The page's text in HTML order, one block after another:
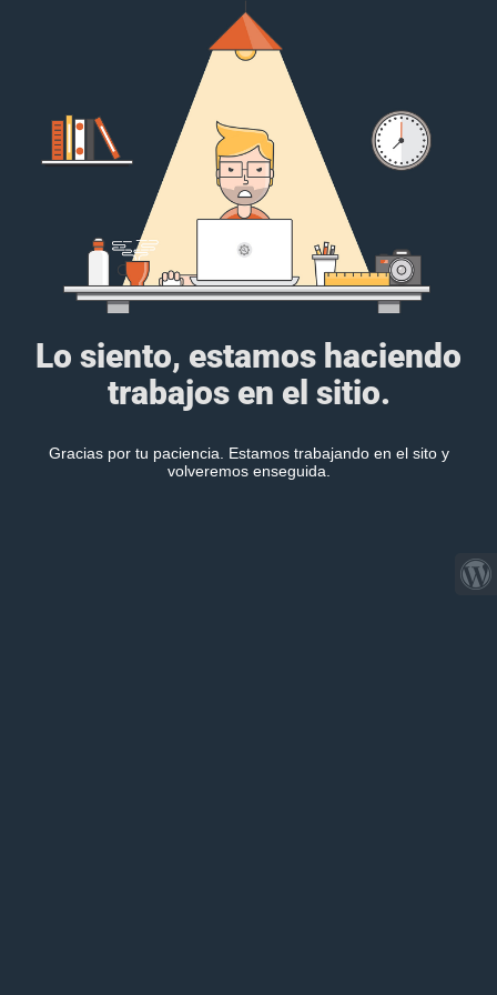
Lo siento, estamos haciendo
trabajos en el sitio.
Gracias por tu paciencia. Estamos trabajando en el sito y
volveremos enseguida.